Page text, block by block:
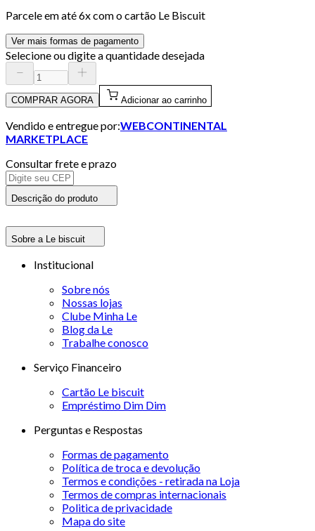
Parcele em até6x com o cartão Le Biscuit
Ver mais formas de pagamento
Selecione ou digite a quantidade desejada
COMPRAR AGORA Adicionar ao carrinho
Vendido e entregue por:WEBCONTINENTAL
MARKETPLACE
Consultar frete e prazo
Descrição do produto
Sobre a Le biscuit
Institucional
Sobre nós
Nossas lojas
Clube Minha Le
Blog da Le
Trabalhe conosco
Serviço Financeiro
Cartão Le biscuit
Empréstimo Dim Dim
Perguntas e Respostas
Formas de pagamento
Política de troca e devolução
Termos e condições - retirada na Loja
Termos de compras internacionais
Politica de privacidade
Mapa do site